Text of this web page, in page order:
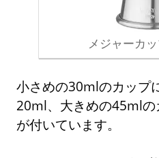
メジャーカ
小さめの30mlのカップ
20ml、大きめの45ml
が付いています。